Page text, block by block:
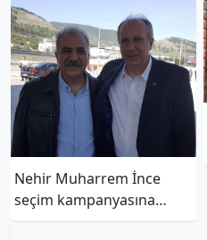
Nehir Muharrem İnce
seçim kampanyasına
bağışta bulundu